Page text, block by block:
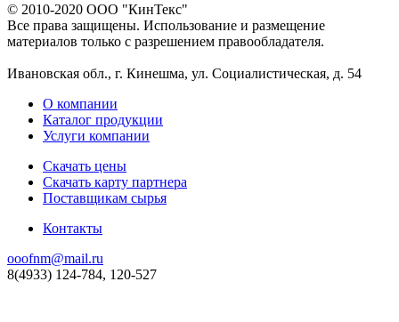
© 2010-2020 ООО "КинТекс"
Все права защищены. Использование и размещение
материалов только с разрешением правообладателя.
Ивановская обл., г. Кинешма, ул. Социалистическая, д. 54
О компании
Каталог продукции
Услуги компании
Скачать цены
Скачать карту партнера
Поставщикам сырья
Контакты
ooofnm@mail.ru
8(4933) 124-784, 120-527